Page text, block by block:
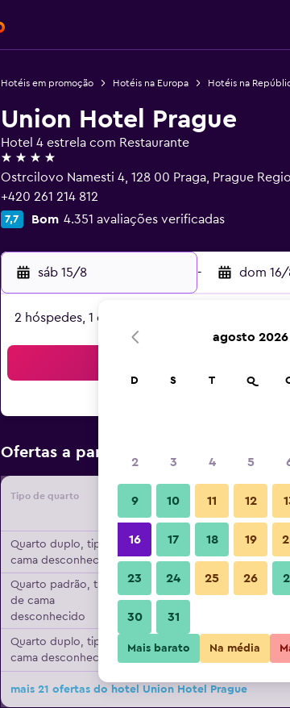
Hotéis em promoção Hotéis na Europa Hotéis na
Union Hotel Prague
Hotel 4 estrela com Restaurante
4 estrelas
Ostrcilovo Namesti 4, 128 00 Praga, Prague
+420 261 214 812
7,7 Bom 4.351 avaliações verificadas
sáb 15/8 - dom 16/
2 hóspedes, 1 quarto
Ofertas a partir de preço por
Tipo de quarto Fornecedor
Total por
Quarto duplo, tipo de
cama desconhecido
R$ 259
Quarto padrão, tipo
de cama
desconhecido
Quarto duplo, tipo de
cama desconhecido
R$ 274
mais 21 ofertas do hotel Union Hotel Prague
agosto 2026
D S T Q
2 3 4 5
9 10 11 12
16 17 18 19
23 24 25 26
30 31
Mais barato Na média